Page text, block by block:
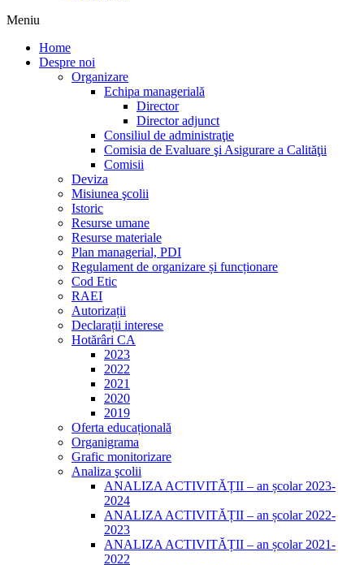
Meniu
Home
Despre noi
Organizare
Echipa managerială
Director
Director adjunct
Consiliul de administraţie
Comisia de Evaluare şi Asigurare a Calităţii
Comisii
Deviza
Misiunea şcolii
Istoric
Resurse umane
Resurse materiale
Plan managerial, PDI
Regulament de organizare și funcționare
Cod Etic
RAEI
Autorizații
Declarații interese
Hotărâri CA
2023
2022
2021
2020
2019
Oferta educațională
Organigrama
Grafic monitorizare
Analiza şcolii
ANALIZA ACTIVITĂȚII – an școlar 2023-
2024
ANALIZA ACTIVITĂȚII – an școlar 2022-
2023
ANALIZA ACTIVITĂȚII – an școlar 2021-
2022